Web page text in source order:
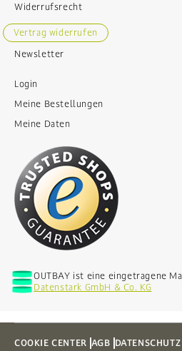
Widerrufsrecht
Vertrag widerrufen
Newsletter
Login
Meine Bestellungen
Meine Daten
OUTBAY ist eine eingetragene
Datenstark GmbH & Co. KG
COOKIE CENTER AGB DATENSCHUTZ